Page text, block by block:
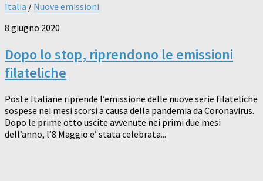
Italia / Nuove emissioni
8 giugno 2020
Dopo lo stop, riprendono le emissioni
filateliche
Poste Italiane riprende l’emissione delle nuove serie filateliche
sospese nei mesi scorsi a causa della pandemia da Coronavirus.
Dopo le prime otto uscite avvenute nei primi due mesi
dell’anno, l’8 Maggio e’ stata celebrata...